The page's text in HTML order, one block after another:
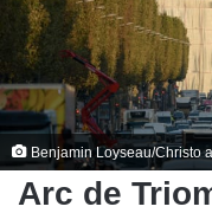
Benjamin Loyseau/Christo
Arc de